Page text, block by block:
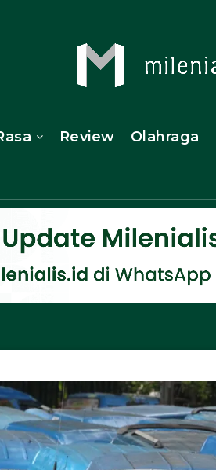
Review Olahraga